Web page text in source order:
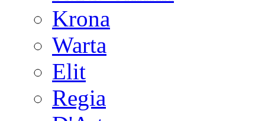
Krona
Warta
Elit
Regia